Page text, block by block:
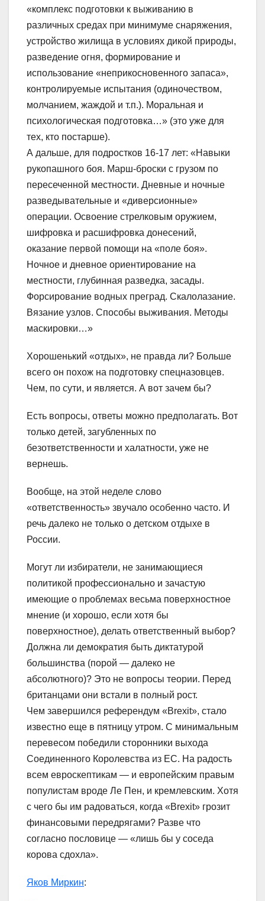
«комплекс подготовки к выживанию в
различных средах при минимуме снаряжения,
устройство жилища в условиях дикой природы,
разведение огня, формирование и
использование «неприкосновенного запаса»,
контролируемые испытания (одиночеством,
молчанием, жаждой и т.п.). Моральная и
психологическая подготовка…» (это уже для
тех, кто постарше).
А дальше, для подростков 16-17 лет: «Навыки
рукопашного боя. Марш-броски с грузом по
пересеченной местности. Дневные и ночные
разведывательные и «диверсионные»
операции. Освоение стрелковым оружием,
шифровка и расшифровка донесений,
оказание первой помощи на «поле боя».
Ночное и дневное ориентирование на
местности, глубинная разведка, засады.
Форсирование водных преград. Скалолазание.
Вязание узлов. Способы выживания. Методы
маскировки…»
Хорошенький «отдых», не правда ли? Больше
всего он похож на подготовку спецназовцев.
Чем, по сути, и является. А вот зачем бы?
Есть вопросы, ответы можно предполагать. Вот
только детей, загубленных по
безответственности и халатности, уже не
вернешь.
Вообще, на этой неделе слово
«ответственность» звучало особенно часто. И
речь далеко не только о детском отдыхе в
России.
Могут ли избиратели, не занимающиеся
политикой профессионально и зачастую
имеющие о проблемах весьма поверхностное
мнение (и хорошо, если хотя бы
поверхностное), делать ответственный выбор?
Должна ли демократия быть диктатурой
большинства (порой — далеко не
абсолютного)? Это не вопросы теории. Перед
британцами они встали в полный рост.
Чем завершился референдум «Brexit», стало
известно еще в пятницу утром. С минимальным
перевесом победили сторонники выхода
Соединенного Королевства из ЕС. На радость
всем евроскептикам — и европейским правым
популистам вроде Ле Пен, и кремлевским. Хотя
с чего бы им радоваться, когда «Brexit» грозит
финансовыми передрягами? Разве что
согласно пословице — «лишь бы у соседа
корова сдохла».
Яков Миркин: